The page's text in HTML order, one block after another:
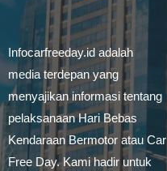
Infocarfreeday.id adalah
media terdepan yang
menyajikan informasi tentang
pelaksanaan Hari Bebas
Kendaraan Bermotor atau Car
Free Day. Kami hadir untuk